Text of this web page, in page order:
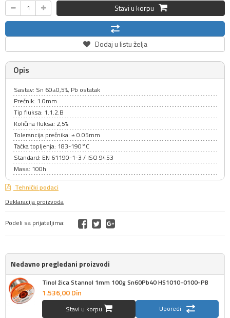
Stavi u korpu
Dodaj u listu želja
Opis
Sastav: Sn 60±0,5%, Pb ostatak
Prečnik: 1.0mm
Tip fluksa: 1.1.2.B
Količina fluksa: 2,5%
Tolerancija prečnika: ± 0.05mm
Tačka topljenja: 183-190°C
Standard: EN 61190-1-3 / ISO 9453
Masa: 100h
Tehnički podaci
Deklaracija proizvoda
Podeli sa prijateljima:
Nedavno pregledani proizvodi
Tinol žica Stannol 1mm 100g Sn60Pb40 HS1010-0100-PB
1.536,00Din
Stavi u korpu Uporedi